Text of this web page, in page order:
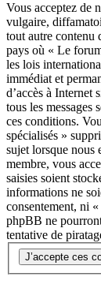
Vous acceptez de
vulgaire,
tout autre contenu
pays où « Le
les lois
immédiat et
d’accès à Internet
tous les messages
ces conditions.
spécialisés »
sujet lorsque nous
membre, vous
saisies soient
informations ne
consentement, ni
phpBB ne
tentative de